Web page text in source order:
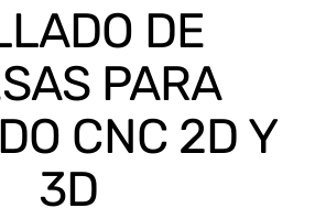
DE
PARA
CNC 2D Y
3D